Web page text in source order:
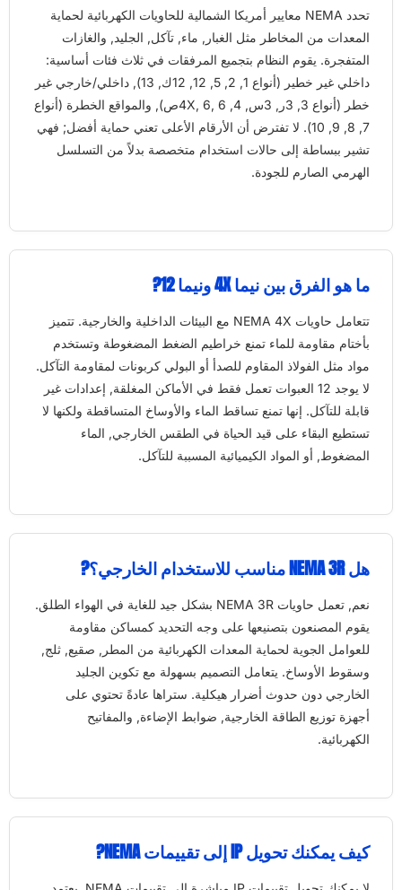
تحدد NEMA معايير أمريكا الشمالية للحاويات الكهربائية لحماية
المعدات من المخاطر مثل الغبار, ماء, تآكل, الجليد, والغازات
المتفجرة. يقوم النظام بتجميع المرفقات في ثلاث فئات أساسية:
داخلي غير خطير (أنواع 1, 2, 5, 12, 12ك, 13), داخلي/خارجي غير
خطر (أنواع 3, 3ر, 3س, 4, 4X, 6, 6ص), والمواقع الخطرة (أنواع
7, 8, 9, 10). لا تفترض أن الأرقام الأعلى تعني حماية أفضل; فهي
تشير ببساطة إلى حالات استخدام متخصصة بدلاً من التسلسل
الهرمي الصارم للجودة.
ما هو الفرق بين نيما 4X ونيما 12?
تتعامل حاويات NEMA 4X مع البيئات الداخلية والخارجية. تتميز
بأختام مقاومة للماء تمنع خراطيم الضغط المضغوطة وتستخدم
مواد مثل الفولاذ المقاوم للصدأ أو البولي كربونات لمقاومة التآكل.
لا يوجد 12 العبوات تعمل فقط في الأماكن المغلقة, إعدادات غير
قابلة للتآكل. إنها تمنع تساقط الماء والأوساخ المتساقطة ولكنها لا
تستطيع البقاء على قيد الحياة في الطقس الخارجي, الماء
المضغوط, أو المواد الكيميائية المسببة للتآكل.
هل NEMA 3R مناسب للاستخدام الخارجي؟?
نعم, تعمل حاويات NEMA 3R بشكل جيد للغاية في الهواء الطلق.
يقوم المصنعون بتصنيعها على وجه التحديد كمساكن مقاومة
للعوامل الجوية لحماية المعدات الكهربائية من المطر, صقيع, ثلج,
وسقوط الأوساخ. يتعامل التصميم بسهولة مع تكوين الجليد
الخارجي دون حدوث أضرار هيكلية. ستراها عادةً تحتوي على
أجهزة توزيع الطاقة الخارجية, ضوابط الإضاءة, والمفاتيح
الكهربائية.
كيف يمكنك تحويل IP إلى تقييمات NEMA?